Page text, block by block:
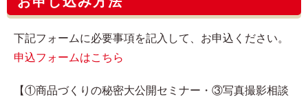
下記フォームに必要事項を記入して、お申込ください。
申込フォームはこちら
【①商品づくりの秘密大公開セミナー・③写真撮影相談